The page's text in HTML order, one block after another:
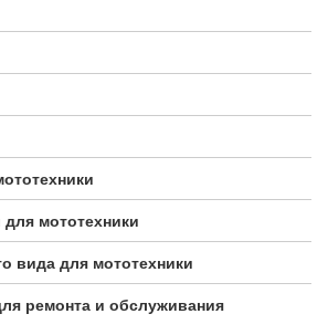
мототехники
вида для мототехники
ремонта и обслуживания